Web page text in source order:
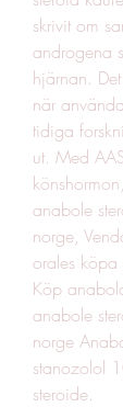
skrivit om
androgena
hjärnan.
när
tidiga
ut. Med
anabole
norge,
orales köpa
Köp
anabole
norge
stanozolol
steroide.